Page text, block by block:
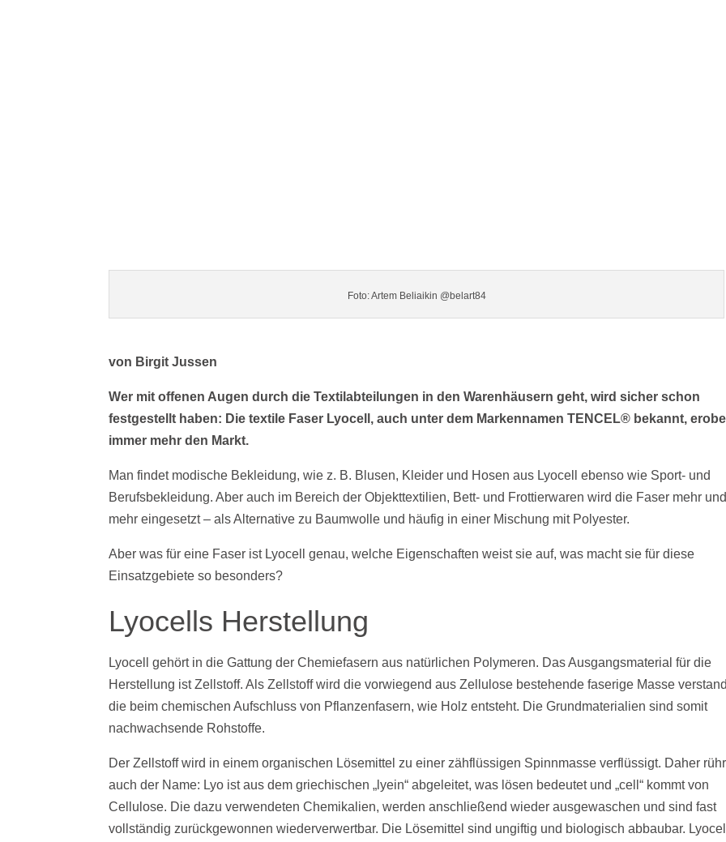
Foto: Artem Beliaikin @belart84
von Birgit Jussen
Wer mit offenen Augen durch die Textilabteilungen in den Warenhäusern geht, wird sicher schon
festgestellt haben: Die textile Faser Lyocell, auch unter dem Markennamen TENCEL® bekannt,
immer mehr den Markt.
Man findet modische Bekleidung, wie z. B. Blusen, Kleider und Hosen aus Lyocell ebenso wie Sport- und
Berufsbekleidung. Aber auch im Bereich der Objekttextilien, Bett- und Frottierwaren wird die Faser mehr und
mehr eingesetzt – als Alternative zu Baumwolle und häufig in einer Mischung mit Polyester.
Aber was für eine Faser ist Lyocell genau, welche Eigenschaften weist sie auf, was macht sie für diese
Einsatzgebiete so besonders?
Lyocells Herstellung
Lyocell gehört in die Gattung der Chemiefasern aus natürlichen Polymeren. Das Ausgangsmaterial für die
Herstellung ist Zellstoff. Als Zellstoff wird die vorwiegend aus Zellulose bestehende faserige Masse
die beim chemischen Aufschluss von Pflanzenfasern, wie Holz entsteht. Die Grundmaterialien sind somit
nachwachsende Rohstoffe.
Der Zellstoff wird in einem organischen Lösemittel zu einer zähflüssigen Spinnmasse verflüssigt. Daher
auch der Name: Lyo ist aus dem griechischen „lyein“ abgeleitet, was lösen bedeutet und „cell“ kommt von
Cellulose. Die dazu verwendeten Chemikalien, werden anschließend wieder ausgewaschen und sind fast
vollständig zurückgewonnen wiederverwertbar. Die Lösemittel sind ungiftig und biologisch abbaubar.